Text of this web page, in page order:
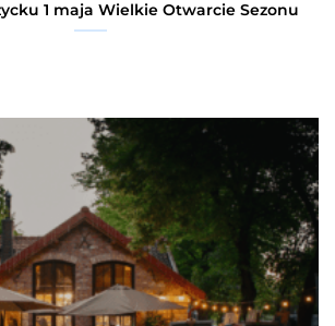
1 maja Wielkie Otwarcie Sezonu